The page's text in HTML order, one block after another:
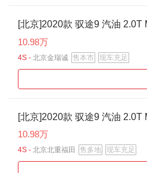
[北京]2020款 驭途9 汽油 2.0T
10.98万
4S - 北京金瑞诚 售本市 现车充足
[北京]2020款 驭途9 汽油 2.0T
10.98万
4S - 北京北重福田 售多地 现车充足